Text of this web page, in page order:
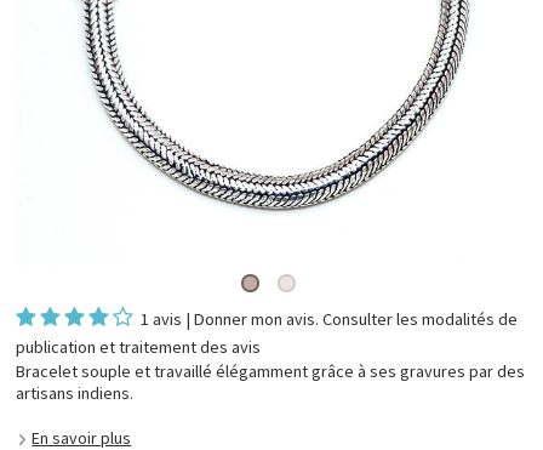
1 avis |Donner mon avis. Consulter lesmodalités de
publication et traitement des avis
Bracelet souple et travaillé élégamment grâce à ses gravures par des
artisans indiens.
En savoir plus